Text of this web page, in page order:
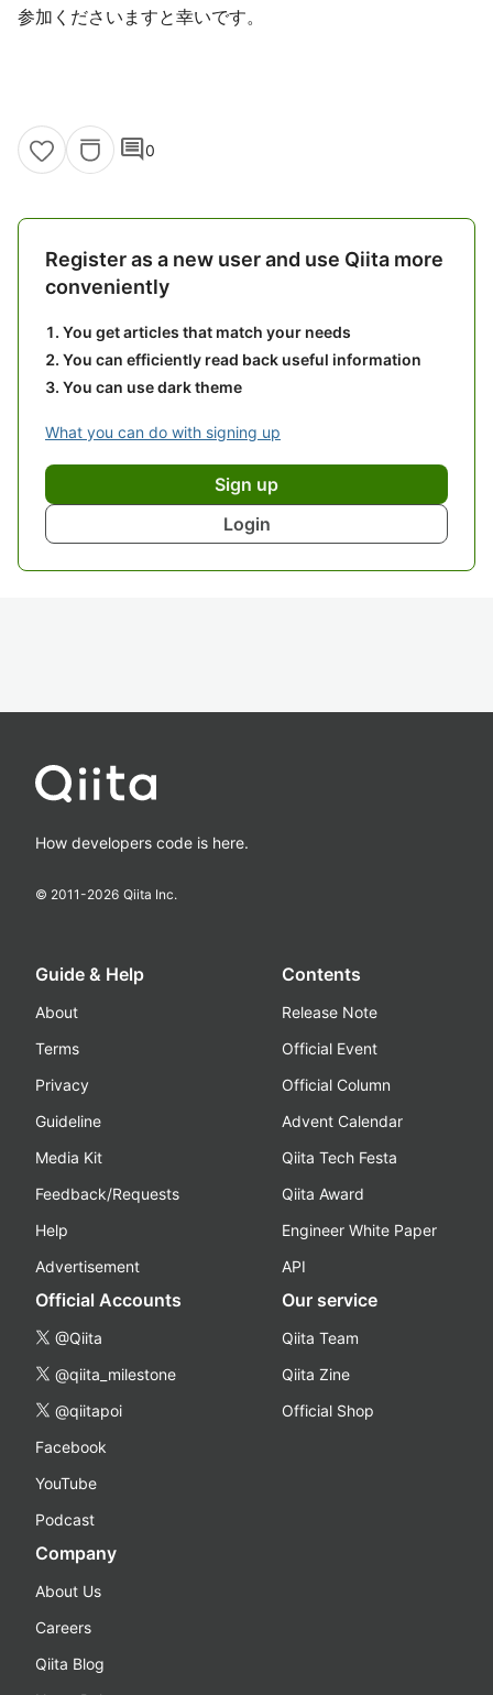
参加くださいますと幸いです。
comment0
Register as a new user and use Qiita more
conveniently
You get articles that match your needs
You can efficiently read back useful information
You can use dark theme
What you can do with signing up
Sign up
Login
How developers code is here.
© 2011-2026 Qiita Inc.
Guide & Help
About
Terms
Privacy
Guideline
Media Kit
Feedback/Requests
Help
Advertisement
Contents
Release Note
Official Event
Official Column
Advent Calendar
Qiita Tech Festa
Qiita Award
Engineer White Paper
API
Official Accounts
@Qiita
@qiita_milestone
@qiitapoi
Facebook
YouTube
Podcast
Our service
Qiita Team
Qiita Zine
Official Shop
Company
About Us
Careers
Qiita Blog